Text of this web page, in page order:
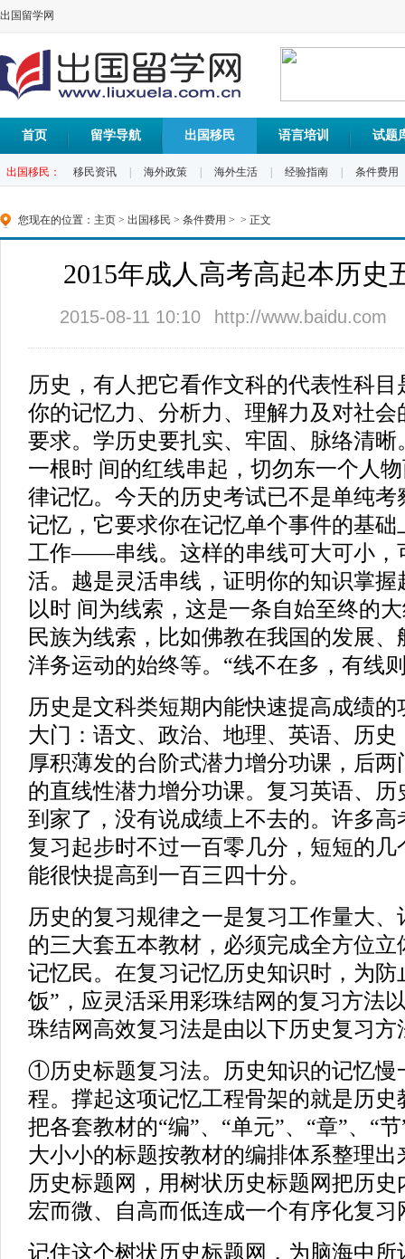
出国留学网
首页 留学导航 出国移民 语言培训 试题
出国移民： 移民资讯 海外政策 海外生活 经验指南 条件费用
您现在的位置： 主页 > 出国移民 > 条件费用 > > 正文
2015年成人高考高起本历史
2015-08-11 10:10 http://www.baidu.com
历史，有人把它看作文科的代表性科
你的记忆力、分析力、理解力及对社会
要求。学历史要扎实、牢固、脉络清晰
一根时 间的红线串起，切勿东一个人
律记忆。今天的历史考试已不是单纯考
记忆，它要求你在记忆单个事件的基础
工作——串线。这样的串线可大可小，
活。越是灵活串线，证明你的知识掌握
以时 间为线索，这是一条自始至终的
民族为线索，比如佛教在我国的发展
洋务运动的始终等。“线不在多，有线
历史是文科类短期内能快速提高成绩
大门：语文、政治、地理、英语、历
厚积薄发的台阶式潜力增分功课，后
的直线性潜力增分功课。复习英语、
到家了，没有说成绩上不去的。许多高
复习起步时不过一百零几分，短短的几
能很快提高到一百三四十分。
历史的复习规律之一是复习工作量大
的三大套五本教材，必须完成全方位
记忆民。在复习记忆历史知识时，为防
饭”，应灵活采用彩珠结网的复习方法
珠结网高效复习法是由以下历史复习方
①历史标题复习法。历史知识的记忆慢
程。撑起这项记忆工程骨架的就是历史
把各套教材的“编”、“单元”、“章”、“
大小小的标题按教材的编排体系整理
历史标题网，用树状历史标题网把历
宏而微、自高而低连成一个有序化复习
记住这个树状历史标题网，为脑海中所